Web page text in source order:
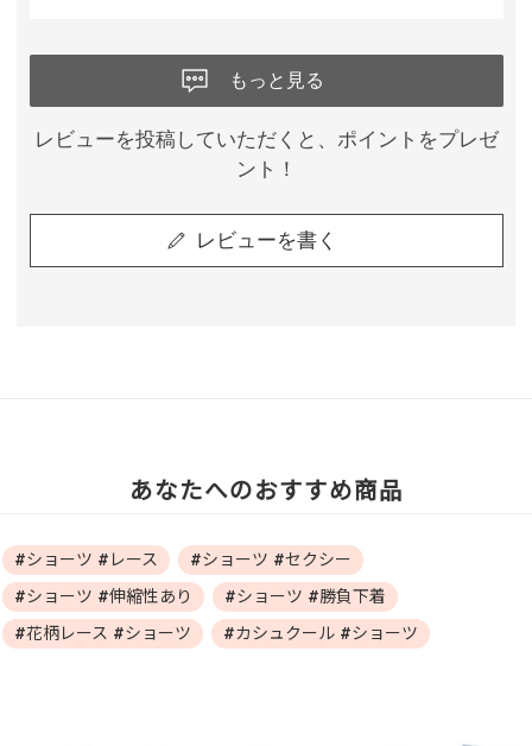
もっと見る
レビューを投稿していただくと、ポイントをプレゼ
ント！
レビューを書く
あなたへのおすすめ商品
#ショーツ #レース
#ショーツ #セクシー
#ショーツ #伸縮性あり
#ショーツ #勝負下着
#花柄レース #ショーツ
#カシュクール #ショーツ